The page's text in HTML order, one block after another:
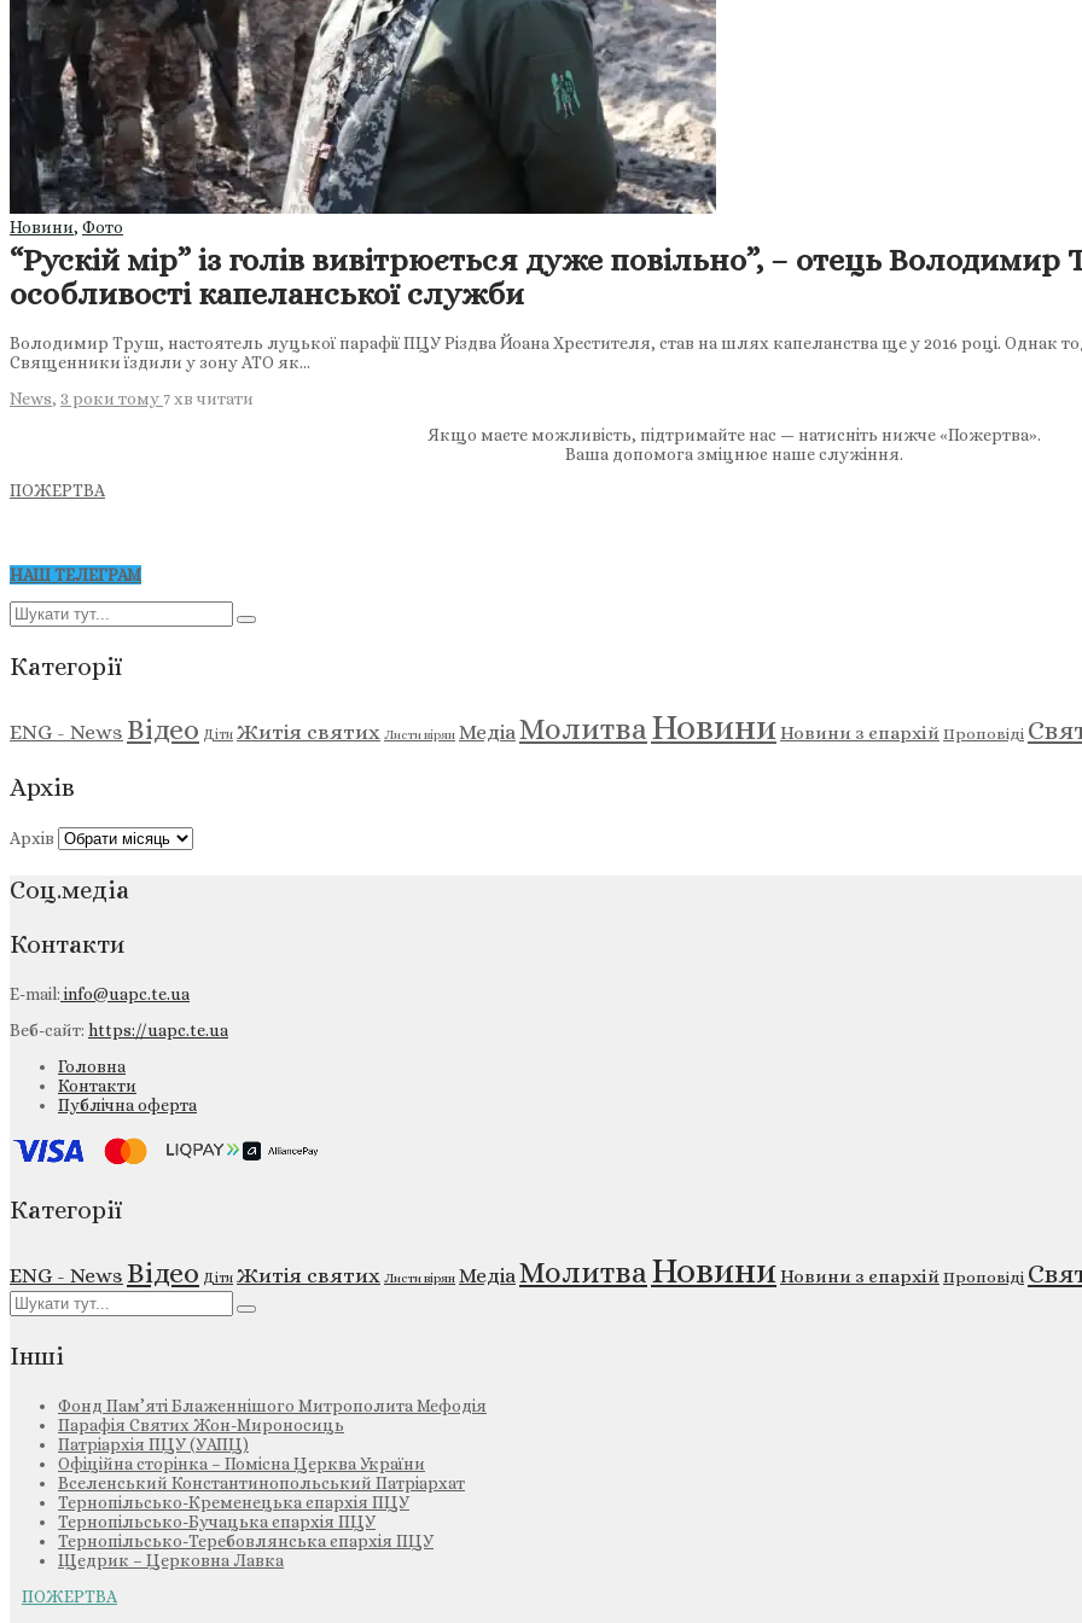
Новини, Фото
“Рускій мір” із голів вивітрюється дуже повільно”, – отець
особливості капеланської служби
Володимир Труш, настоятель луцької парафії ПЦУ Різдва Йоана Хрестителя, став на шлях капеланства ще у 2016 році. Однак
Священники їздили у зону АТО як…
News, 3 роки тому 7 хв читати
Якщо маєте можливість, підтримайте нас — натисніть нижче «Пожертва».
Ваша допомога зміцнює наше служіння.
ПОЖЕРТВА
НАШ ТЕЛЕГРАМ
Категорії
ENG - News Відео Діти Житія святих Листи вірян МедіаМолитваНовини Новини з єпархій Проповіді
Архів
Архів
Соц.медіа
Контакти
E-mail:info@uapc.te.ua
Веб-сайт: https://uapc.te.ua
Головна
Контакти
Публічна оферта
Категорії
ENG - News Відео Діти Житія святих Листи вірян МедіаМолитваНовиниНовини з єпархій Проповіді
Інші
Фонд Пам’яті Блаженнішого Митрополита Мефодія
Парафія Святих Жон-Мироносиць
Патріархія ПЦУ (УАПЦ)
Офіційна сторінка – Помісна Церква України
Вселенський Константинопольський Патріархат
Тернопільсько-Кременецька єпархія ПЦУ
Тернопільсько-Бучацька єпархія ПЦУ
Тернопільсько-Теребовлянська єпархія ПЦУ
Щедрик – Церковна Лавка
ПОЖЕРТВА